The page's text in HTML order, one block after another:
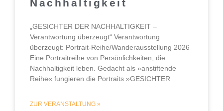
Nachhaltigkeit
„GESICHTER DER NACHHALTIGKEIT –
Verantwortung überzeugt“ Verantwortung
überzeugt: Portrait-Reihe/Wanderausstellung 2026
Eine Portraitreihe von Persönlichkeiten, die
Nachhaltigkeit leben. Gedacht als »anstiftende
Reihe« fungieren die Portraits »GESICHTER
ZUR VERANSTALTUNG »